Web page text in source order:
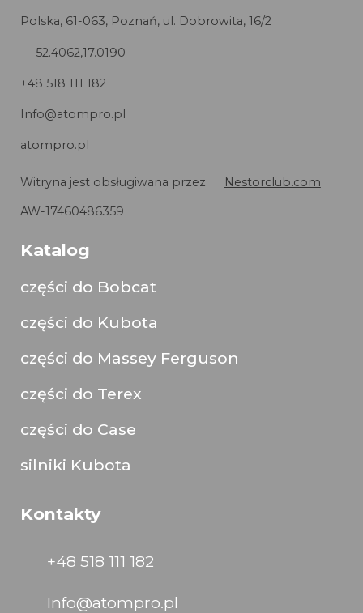
Polska, 61-063, Poznań, ul. Dobrowita, 16/2
52.4062,17.0190
+48 518 111 182
Info@atompro.pl
atompro.pl
Witryna jest obsługiwana przez
Nestorclub.com
AW-17460486359
Katalog
części do Bobcat
części do Kubota
części do Massey Ferguson
części do Terex
części do Case
silniki Kubota
Kontakty
+48 518 111 182
Info@atompro.pl